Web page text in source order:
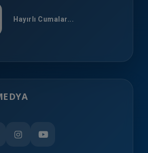
Hayırlı Cumalar...